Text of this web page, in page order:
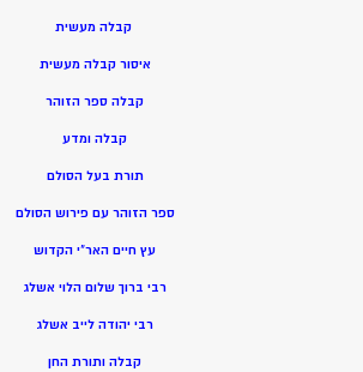
קבלה מעשית
איסור קבלה מעשית
קבלה ספר הזוהר
קבלה ומדע
תורת בעל הסולם
ספר הזוהר עם פירוש הסולם
עץ חיים האר”י הקדוש
רבי ברוך שלום הלוי אשלג
רבי יהודה לייב אשלג
קבלה ותורת החן